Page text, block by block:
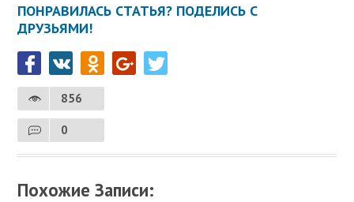
ПОНРАВИЛАСЬ СТАТЬЯ? ПОДЕЛИСЬ С
ДРУЗЬЯМИ!
856
0
Похожие Записи: